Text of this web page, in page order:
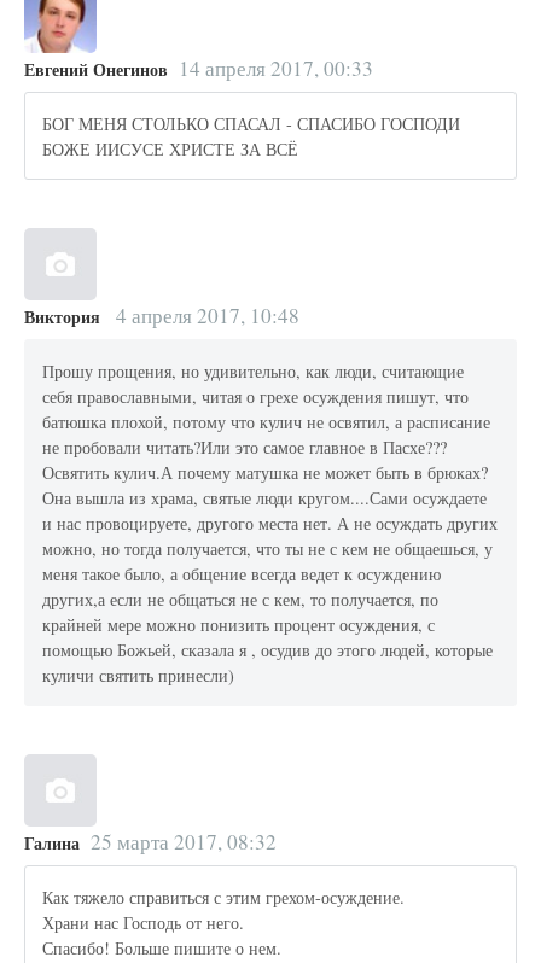
Евгений Онегинов 14 апреля 2017, 00:33
БОГ МЕНЯ СТОЛЬКО СПАСАЛ - СПАСИБО ГОСПОДИ
БОЖЕ ИИСУСЕ ХРИСТЕ ЗА ВСЁ
Виктория 4 апреля 2017, 10:48
Прошу прощения, но удивительно, как люди, считающие
себя православными, читая о грехе осуждения пишут, что
батюшка плохой, потому что кулич не освятил, а расписание
не пробовали читать?Или это самое главное в Пасхе???
Освятить кулич.А почему матушка не может быть в брюках?
Она вышла из храма, святые люди кругом....Сами осуждаете
и нас провоцируете, другого места нет. А не осуждать других
можно, но тогда получается, что ты не с кем не общаешься, у
меня такое было, а общение всегда ведет к осуждению
других,а если не общаться не с кем, то получается, по
крайней мере можно понизить процент осуждения, с
помощью Божьей, сказала я , осудив до этого людей, которые
куличи святить принесли)
Галина 25 марта 2017, 08:32
Как тяжело справиться с этим грехом-осуждение.
Храни нас Господь от него.
Спасибо! Больше пишите о нем.